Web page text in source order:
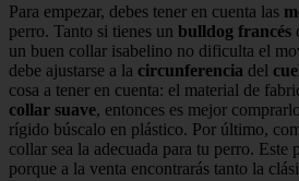
Para empezar, debes tener en cuenta las
perro. Tanto si tienes un bulldog francés
un buen collar isabelino no dificulta el
debe ajustarse a la circunferencia del
cosa a tener en cuenta: el material de
collar suave, entonces es mejor
rígido búscalo en plástico. Por último,
collar sea la adecuada para tu perro. Este
porque a la venta encontrarás tanto la